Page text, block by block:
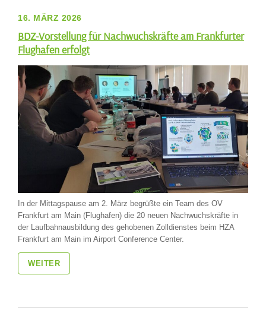
16. MÄRZ 2026
BDZ-Vorstellung für Nachwuchskräfte am Frankfurter
Flughafen erfolgt
In der Mittagspause am 2. März begrüßte ein Team des OV
Frankfurt am Main (Flughafen) die 20 neuen Nachwuchskräfte in
der Laufbahnausbildung des gehobenen Zolldienstes beim HZA
Frankfurt am Main im Airport Conference Center.
WEITER